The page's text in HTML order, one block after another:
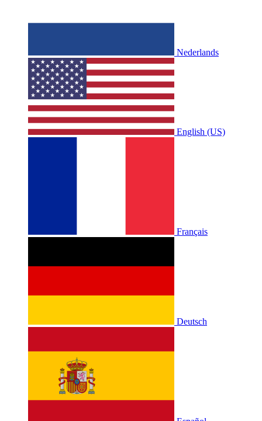
Nederlands
English (US)
Français
Deutsch